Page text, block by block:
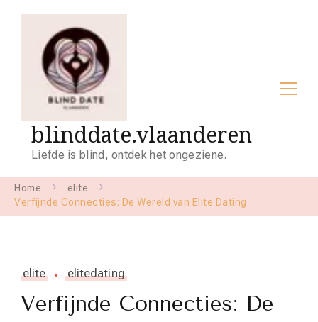
blinddate.vlaanderen
Liefde is blind, ontdek het ongeziene.
Home
elite
Verfijnde Connecties: De Wereld van Elite Dating
elite elitedating
Verfijnde Connecties: De